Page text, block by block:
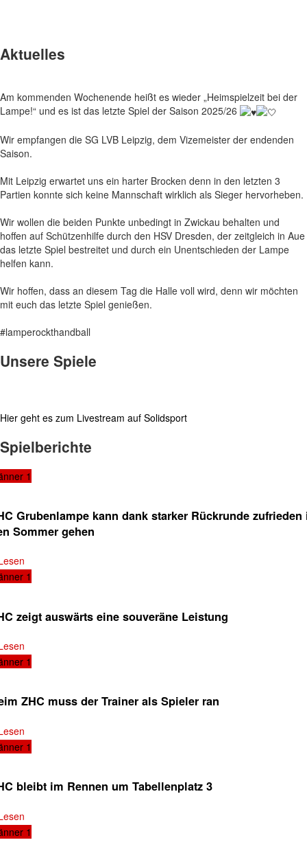
Aktuelles
Am kommenden Wochenende heißt es wieder „Heimspielzeit bei der
Lampe!“ und es ist das letzte Spiel der Saison 2025/26
Wir empfangen die SG LVB Leipzig, dem Vizemeister der endenden
Saison.
Mit Leipzig erwartet uns ein harter Brocken denn in den letzten 3
Partien konnte sich keine Mannschaft wirklich als Sieger hervorheben.
Wir wollen die beiden Punkte unbedingt in Zwickau behalten und
hoffen auf Schützenhilfe durch den HSV Dresden, der zeitgleich in Aue
das letzte Spiel bestreitet und durch ein Unentschieden der Lampe
helfen kann.
Wir hoffen, dass an diesem Tag die Halle voll wird, denn wir möchten
mit euch das letzte Spiel genießen.
#lamperockthandball
Unsere Spiele
Hier geht es zum Livestream auf Solidsport
Spielberichte
1
Grubenlampe kann dank starker Rückrunde zufrieden
Sommer gehen
1
zeigt auswärts eine souveräne Leistung
1
ZHC muss der Trainer als Spieler ran
1
bleibt im Rennen um Tabellenplatz 3
1